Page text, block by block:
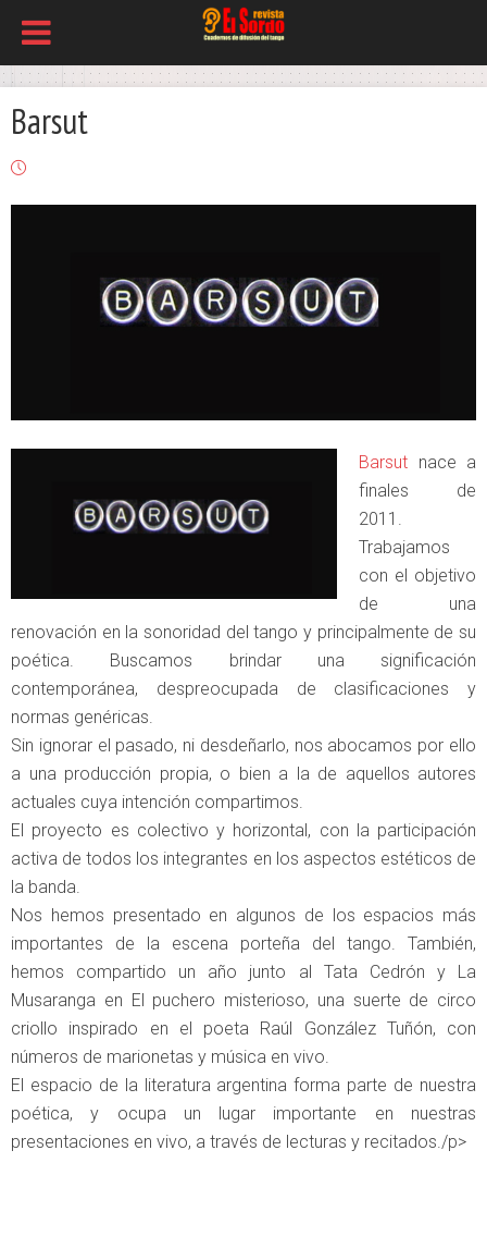
Barsut
Barsut nace a
finales de
2011.
Trabajamos
con el objetivo
de una
renovación en la sonoridad del tango y principalmente de su
poética. Buscamos brindar una significación
contemporánea, despreocupada de clasificaciones y
normas genéricas.
Sin ignorar el pasado, ni desdeñarlo, nos abocamos por ello
a una producción propia, o bien a la de aquellos autores
actuales cuya intención compartimos.
El proyecto es colectivo y horizontal, con la participación
activa de todos los integrantes en los aspectos estéticos de
la banda.
Nos hemos presentado en algunos de los espacios más
importantes de la escena porteña del tango. También,
hemos compartido un año junto al Tata Cedrón y La
Musaranga en El puchero misterioso, una suerte de circo
criollo inspirado en el poeta Raúl González Tuñón, con
números de marionetas y música en vivo.
El espacio de la literatura argentina forma parte de nuestra
poética, y ocupa un lugar importante en nuestras
presentaciones en vivo, a través de lecturas y recitados./p>